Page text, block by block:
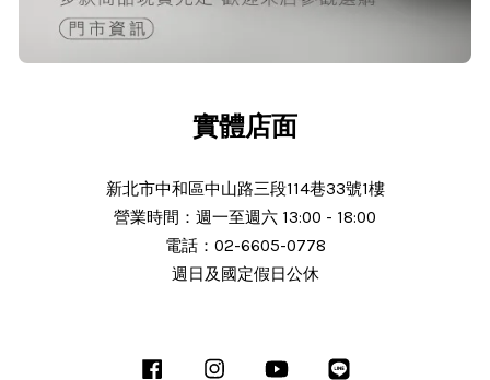
實體店面
新北市中和區中山路三段114巷33號1樓
營業時間：週一至週六 13:00 - 18:00
電話：02-6605-0778
週日及國定假日公休
Facebook InstagramYouTube